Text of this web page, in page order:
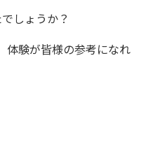
しょうか？
体験が皆様の参考になれ